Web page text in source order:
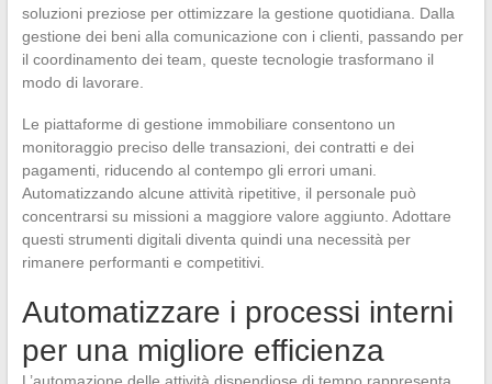
soluzioni preziose per ottimizzare la gestione quotidiana. Dalla
gestione dei beni alla comunicazione con i clienti, passando per
il coordinamento dei team, queste tecnologie trasformano il
modo di lavorare.
Le piattaforme di gestione immobiliare consentono un
monitoraggio preciso delle transazioni, dei contratti e dei
pagamenti, riducendo al contempo gli errori umani.
Automatizzando alcune attività ripetitive, il personale può
concentrarsi su missioni a maggiore valore aggiunto. Adottare
questi strumenti digitali diventa quindi una necessità per
rimanere performanti e competitivi.
Automatizzare i processi interni
per una migliore efficienza